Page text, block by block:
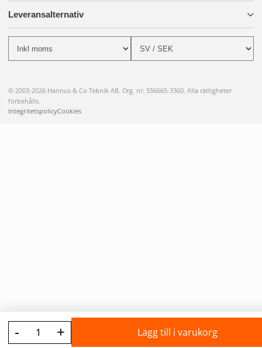
- + Lägg till i varukorg
Leveransalternativ
© 2003-2026 Hannus & Co Teknik AB. Org. nr: 556665-3360. Alla rättigheter
förbehålls.
IntegritetspolicyCookies